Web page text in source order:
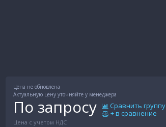
Цена не обновлена
Актуальную цену уточняйте у менеджера
По запросу
Цена с учетом НДС
Сравнить группу
+ в сравнение